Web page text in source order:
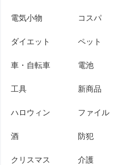
電気小物 コスパ
ダイエット ペット
車・自転車 電池
工具 新商品
ハロウィン ファイル
酒 防犯
クリスマス 介護